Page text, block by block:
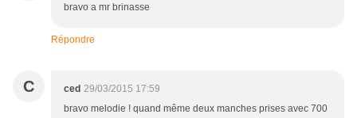
bravo a mr brinasse
Répondre
C ced 29/03/2015 17:59
bravo melodie ! quand même deux manches prises avec 700